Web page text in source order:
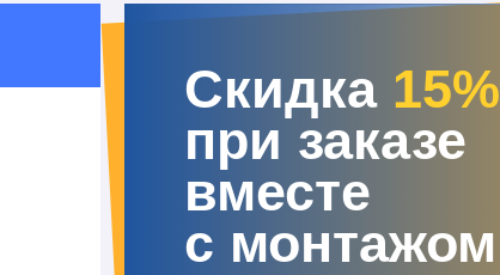
Скидка 15%
при заказе
вместе
с монтажом